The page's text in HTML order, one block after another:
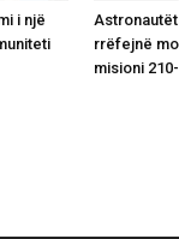
i një
rrëfejnë
misioni